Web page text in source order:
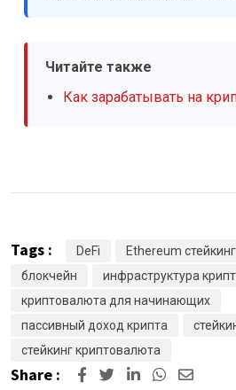
Читайте также
Как зарабатывать на
Tags : DeFi Ethereum стейкинг
блокчейн
инфраструктура
криптовалюта для начинающих
пассивный доход крипта
стейкинг криптовалюта
Share : LinkedInWhatsapp
Share